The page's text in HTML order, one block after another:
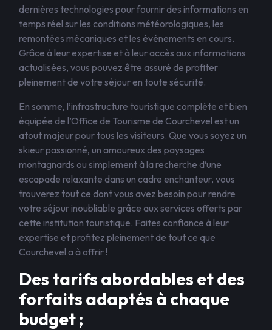
dernières technologies pour fournir des informations en
temps réel sur les conditions météorologiques, les
remontées mécaniques et les événements en cours.
Grâce à leur expertise et à leur accès aux informations
actualisées, vous pouvez être assuré de profiter
pleinement de votre séjour en toute sécurité.
En somme, l’infrastructure touristique complète et bien
équipée de l’Office de Tourisme de Courchevel est un
atout majeur pour tous les visiteurs. Que vous soyez un
skieur passionné, un amoureux des paysages
montagnards ou simplement à la recherche d’une
escapade relaxante dans un cadre enchanteur, vous
trouverez tout ce dont vous avez besoin pour rendre
votre séjour inoubliable grâce aux services offerts par
cette institution touristique. Faites confiance à leur
expertise et profitez pleinement de tout ce que
Courchevel a à offrir !
Des tarifs abordables et des
forfaits adaptés à chaque
budget ;